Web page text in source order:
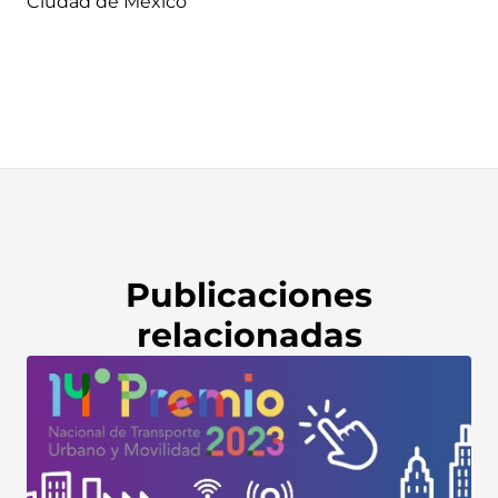
Publicaciones
relacionadas